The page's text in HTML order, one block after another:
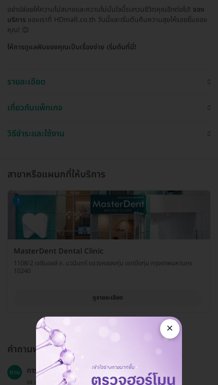
อย่าปล่อยให้ความไม่สบายและความไม่มั่นใจนี้รบกวนชีวิตคุณอีกต่อไป! จอง
บริการ ของเราที่ HDmall.co.th วันนี้และเริ่มต้นคืนความสุขให้รอยยิ้มของ
คุณ! 😊
ให้การดูแลฟันของคุณเป็นเรื่องง่าย เริ่มต้นที่นี่!
รายละเอียด
เกี่ยวกับแพ็กเกจ
วิธีชำระและใช้งาน
สาขาหรือแผนกที่ให้บริการ
1
MasterDent Dental Clinic
1108/2 เจซีมอลล์ ถ. นวมินทร์ แขวงคลองกุ่ม เขตบึงกุ่ม กรุงเทพมหานคร
10240
ดูรายละเอียด
คำถามพบบ่อย
ถาม การผ่าฟันคุดเจ็บหรือไม่?
08 ก.พ. 2023
×